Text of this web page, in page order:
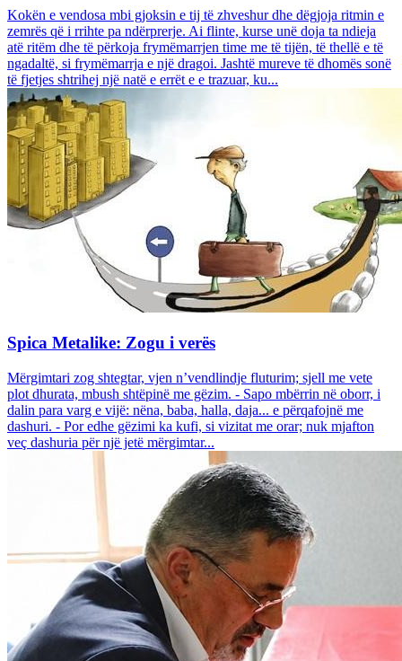
Kokën e vendosa mbi gjoksin e tij të zhveshur dhe dëgjoja ritmin e
zemrës që i rrihte pa ndërprerje. Ai flinte, kurse unë doja ta ndieja
atë ritëm dhe të përkoja frymëmarrjen time me të tijën, të thellë e të
ngadaltë, si frymëmarrja e një dragoi. Jashtë mureve të dhomës sonë
të fjetjes shtrihej një natë e errët e e trazuar, ku...
Spica Metalike: Zogu i verës
Mërgimtari zog shtegtar, vjen n’vendlindje fluturim; sjell me vete
plot dhurata, mbush shtëpinë me gëzim. - Sapo mbërrin në oborr, i
dalin para varg e vijë: nëna, baba, halla, daja... e përqafojnë me
dashuri. - Por edhe gëzimi ka kufi, si vizitat me orar; nuk mjafton
veç dashuria për një jetë mërgimtar...